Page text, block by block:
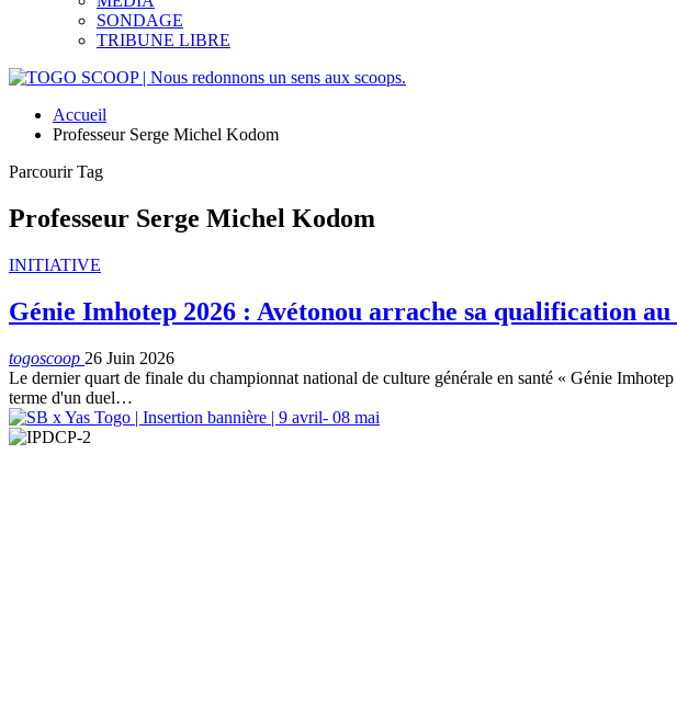
SONDAGE
TRIBUNE LIBRE
Accueil
Professeur Serge Michel Kodom
Parcourir Tag
Professeur Serge Michel Kodom
INITIATIVE
Génie Imhotep 2026 : Avétonou arrache sa qualification
togoscoop 26 Juin 2026
Le dernier quart de finale du championnat national de culture générale en santé « Génie
terme d'un duel…